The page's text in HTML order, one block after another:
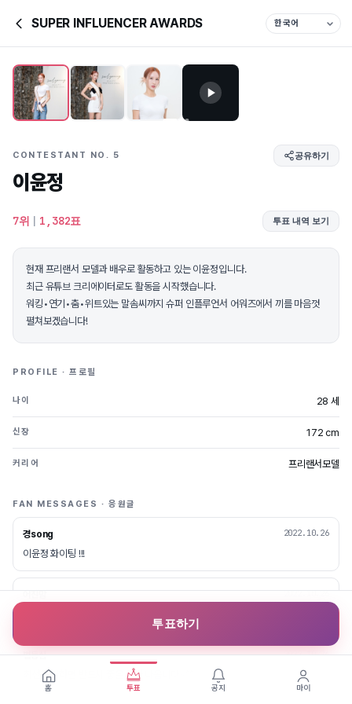
SUPER INFLUENCER AWARDS
CONTESTANT NO. 5 공유하기
이윤정
7위 | 1,382표 투표 내역 보기
현재 프리랜서 모델과 배우로 활동하고 있는 이윤정입니다.
최근 유튜브 크리에이터로도 활동을 시작했습니다.
워킹•연기•춤•위트있는 말솜씨까지 슈퍼 인플루언서 어워즈에서 끼를 마음껏
펼쳐보겠습니다!
PROFILE · 프로필
나이 28 세
신장 172 cm
커리어 프리랜서모델
FAN MESSAGES · 응원글
경song 2022.10.26
이윤정 화이팅 !!!
어진맘 2022.10.26
법등심 2022.10.26
최선을 다하면 반드시 좋은 결과 나옵니다~^^
투표하기
홈 투표 공지 마이